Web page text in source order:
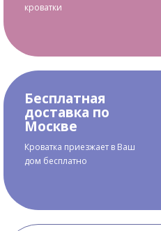
кроватки
Бесплатная
доставка по
Москве
Кроватка приезжает в Ваш
дом бесплатно